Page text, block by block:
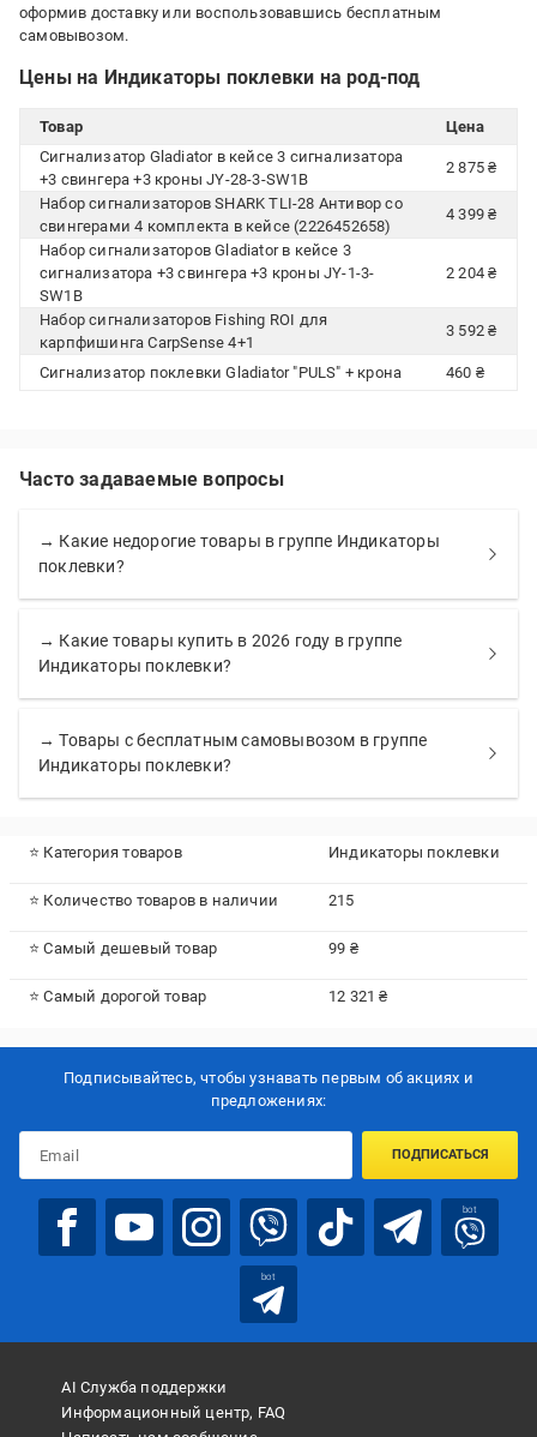
оформив доставку или воспользовавшись бесплатным
самовывозом.
Цены на Индикаторы поклевки на род-под
Товар
Цена
Сигнализатор Gladiator в кейсе 3 сигнализатора
+3 свингера +3 кроны JY-28-3-SW1B
2 875 ₴
Набор сигнализаторов SHARK TLI-28 Антивор со
свингерами 4 комплекта в кейсе (2226452658)
4 399 ₴
Набор сигнализаторов Gladiator в кейсе 3
сигнализатора +3 свингера +3 кроны JY-1-3-
SW1B
2 204 ₴
Набор сигнализаторов Fishing ROI для
карпфишинга CarpSense 4+1
3 592 ₴
Сигнализатор поклевки Gladiator "PULS" + крона 460 ₴
Часто задаваемые вопросы
→ Какие недорогие товары в группе Индикаторы
поклевки?
→ Какие товары купить в 2026 году в группе
Индикаторы поклевки?
→ Товары с бесплатным самовывозом в группе
Индикаторы поклевки?
⭐ Категория товаров Индикаторы поклевки
⭐ Количество товаров в наличии 215
⭐ Самый дешевый товар 99 ₴
⭐ Самый дорогой товар 12 321 ₴
Подписывайтесь, чтобы узнавать первым об акцияx и
предложениях:
ПОДПИСАТЬСЯ
bot
bot
AI Служба поддержки
Информационный центр, FAQ